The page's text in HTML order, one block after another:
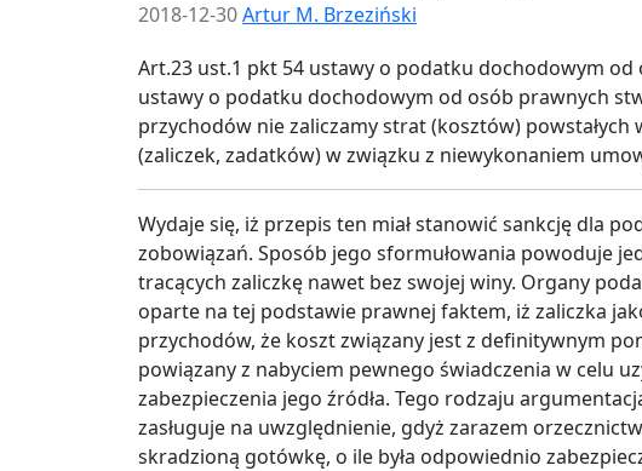
2018-12-30Artur M. Brzeziński
Art.23 ust.1 pkt 54 ustawy o podatku dochodowym
ustawy o podatku dochodowym od osób prawnych
przychodów nie zaliczamy strat (kosztów)
(zaliczek, zadatków) w związku z niewykonaniem
Wydaje się, iż przepis ten miał stanowić sankcję dla
zobowiązań. Sposób jego sformułowania powoduje
tracących zaliczkę nawet bez swojej winy. Organy
oparte na tej podstawie prawnej faktem, iż zaliczka
przychodów, że koszt związany jest z definitywnym
powiązany z nabyciem pewnego świadczenia w celu
zabezpieczenia jego źródła. Tego rodzaju
zasługuje na uwzględnienie, gdyż zarazem
skradzioną gotówkę, o ile była odpowiednio